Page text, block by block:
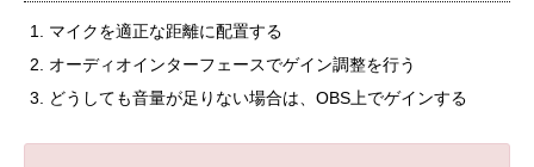
マイクを適正な距離に配置する
オーディオインターフェースでゲイン調整を行う
どうしても音量が足りない場合は、OBS上でゲインする